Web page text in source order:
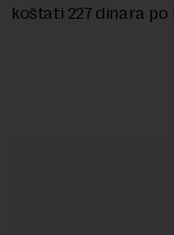
koštati 227 dinara po